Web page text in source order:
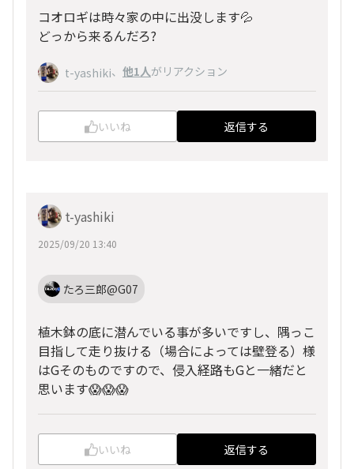
コオロギは時々家の中に出没します💦
どっから来るんだろ?
t-yashiki、 他1人がリアクション
いいね 返信する
t-yashiki
2025/09/20 13:40
たろ三郎@G07
植木鉢の底に潜んでいる事が多いですし、隅っこ
目指して走り抜ける（場合によっては壁登る）様
はGそのものですので、侵入経路もGと一緒だと
思います😱😱😱
いいね 返信する